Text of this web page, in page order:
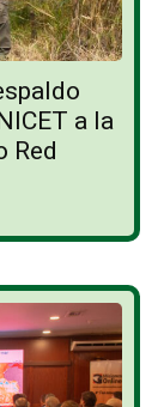
a la
Red